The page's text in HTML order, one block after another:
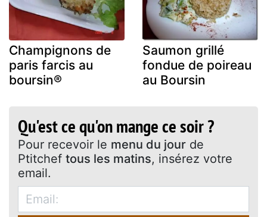
Champignons de
paris farcis au
boursin®
Saumon grillé
fondue de poireau
au Boursin
Qu'est ce qu'on mange ce soir ?
Pour recevoir le menu du jour de
Ptitchef tous les matins, insérez votre
email.